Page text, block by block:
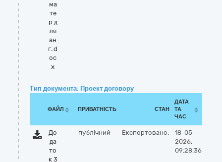
ма
те
р.д
ля
ан
г..d
oc
x
Тип документа: Проект договору
ФАЙЛ ПРИВАТНІСТЬ СТАН
ДАТА
ТА
ЧАС
До
да
то
к 3
публічний Експортовано:
18-05-
2026,
09:28:36